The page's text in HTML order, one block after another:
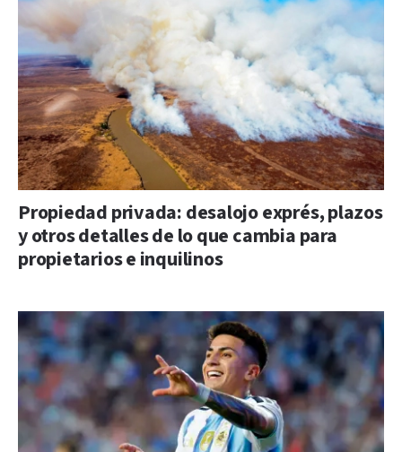
Propiedad privada: desalojo exprés, plazos
y otros detalles de lo que cambia para
propietarios e inquilinos